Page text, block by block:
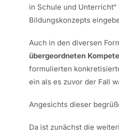
in Schule und
Bildungskonzepts
Auch in den diversen
übergeordneten
formulierten
ein als es zuvor der Fall
Angesichts dieser
Da ist zunächst die